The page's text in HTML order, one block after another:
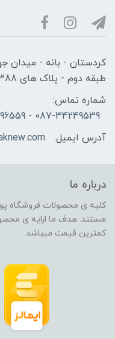
کردستان - بانه - میدان
طبقه دوم - پلاک های 388 و 389
شماره تماس:
087-34249539 - 09187896559 - 09186686646
آدرس ایمیل:
درباره ما
کلیه ی محصولات فروشگاه
هستند. هدف ما ارایه ی
کمترین قیمت میباشد.